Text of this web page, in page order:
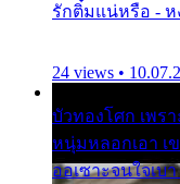
รักติ๋มแน่หรือ - ห
24 views •
บัวทองโศก เพร
หนุ่มหลอกเอา เ
ออเซาะจนใจเบ